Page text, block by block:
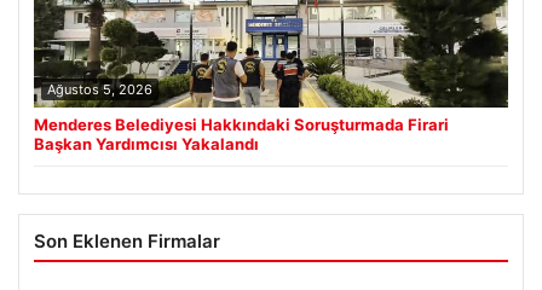
Ağustos 5, 2026
Menderes Belediyesi Hakkındaki Soruşturmada Firari
Başkan Yardımcısı Yakalandı
Son Eklenen Firmalar